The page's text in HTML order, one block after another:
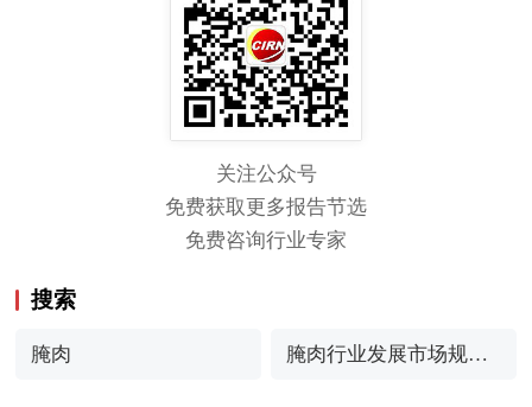
关注公众号
免费获取更多报告节选
免费咨询行业专家
搜索
腌肉 腌肉行业发展市场规模